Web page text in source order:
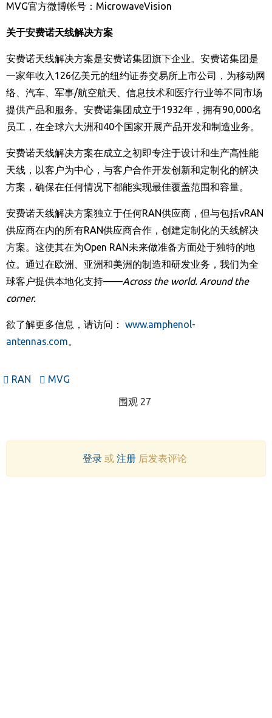
MVG官方微博帐号： MicrowaveVision
关于安费诺天线解决方案
安费诺天线解决方案是安费诺集团旗下企业。安费诺集团是
一家年收入 126亿美元的纽约证券交易所上市公司，为移动网
络、汽车、军事/航空航天、信息技术和医疗行业等不同市场
提供产品和服务。安费诺集团成立于1932年，拥有90,000名
员工，在全球六大洲和40个国家开展产品开发和制造业务。
安费诺天线解决方案在成立之初即专注于设计和生产高性能
天线，以客户为中心，与客户合作开发创新和定制化的解决
方案，确保在任何情况下都能实现最佳覆盖范围和容量。
安费诺天线解决方案独立于任何RAN供应商，但与包括vRAN
供应商在内的所有RAN供应商合作，创建定制化的天线解决
方案。这使其在为Open RAN未来做准备方面处于独特的地
位。通过在欧洲、亚洲和美洲的制造和研发业务，我们为全
球客户提供本地化支持——Across the world. Around the
corner.
欲了解更多信息，请访问：
www.amphenol-
antennas.com。
RAN MVG
围观 27
登录或 注册后发表评论